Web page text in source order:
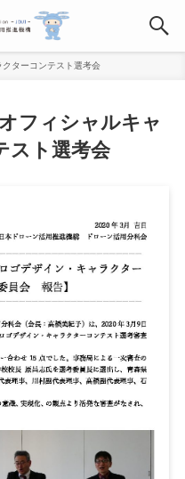
ターコンテスト選考会
フィシャルキャ
スト選考会